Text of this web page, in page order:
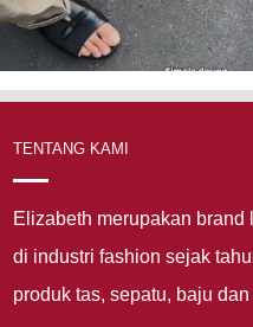
TENTANG KAMI
Elizabeth merupakan
di industri fashion sejak
produk tas, sepatu, baju